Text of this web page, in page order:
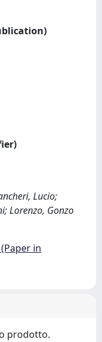
Lucio;
Lorenzo, Gonzo
in
prodotto.